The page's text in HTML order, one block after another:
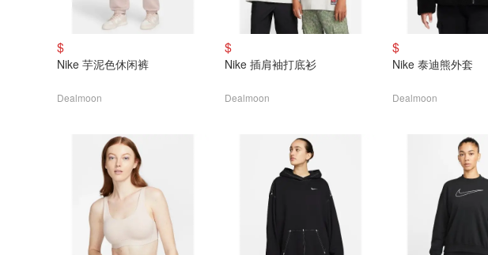
$
Nike 芋泥色休闲裤
Dealmoon
$
Nike 插肩袖打底衫
Dealmoon
$
Nike 泰迪熊外套
Dealmoon